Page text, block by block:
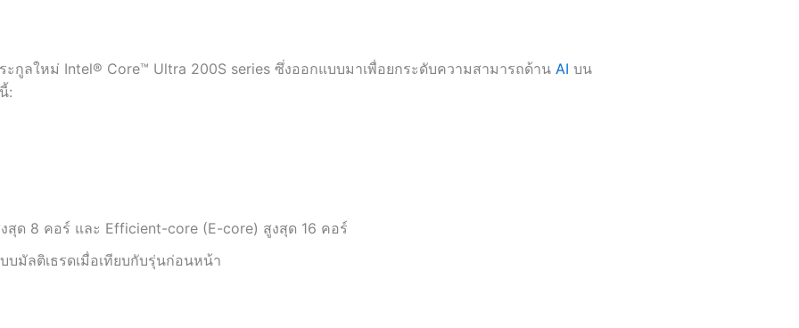
ะกูลใหม่ Intel® Core™ Ultra 200S series ซึ่งออกแบบมาเพื่อยกระดับความสามารถด้าน AI บน
:
สุด 8 คอร์ และ Efficient-core (E-core) สูงสุด 16 คอร์
มัลติเธรดเมื่อเทียบกับรุ่นก่อนหน้า